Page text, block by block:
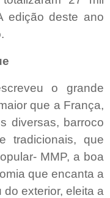
edição deste ano
o grande
que a França,
diversas, barroco
tradicionais, que
MMP, a boa
que encanta a
exterior, eleita a